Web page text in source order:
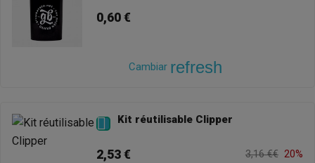
0,60 €
Cambiar refresh
 Kit réutilisable Clipper
2,53 € 3,16 €€ 20%